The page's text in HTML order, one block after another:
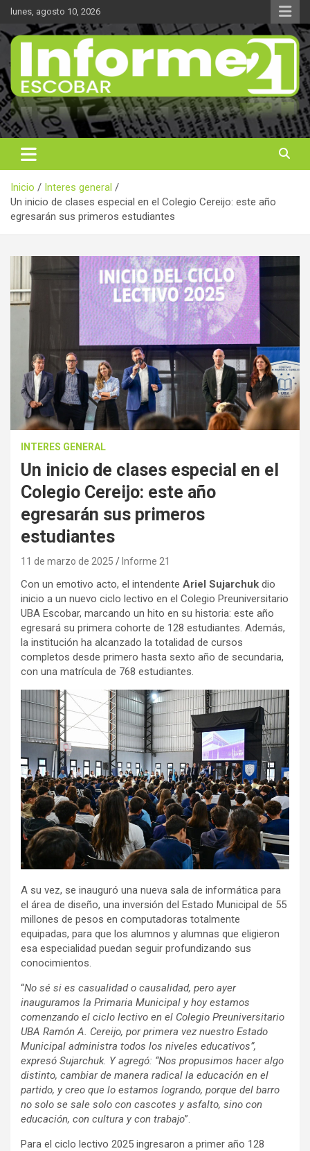
Saltar
contenido
lunes, agosto 10, 2026
Informe 21
Noticas reales
Inicio
Interes general
Un inicio de clases especial en el Colegio Cereijo: este año
egresarán sus primeros estudiantes
INTERES GENERAL
Un inicio de clases especial en el
Colegio Cereijo: este año
egresarán sus primeros
estudiantes
11 de marzo de 2025 Informe 21
Con un emotivo acto, el intendente Ariel Sujarchuk dio
inicio a un nuevo ciclo lectivo en el Colegio Preuniversitario
UBA Escobar, marcando un hito en su historia: este año
egresará su primera cohorte de 128 estudiantes. Además,
la institución ha alcanzado la totalidad de cursos
completos desde primero hasta sexto año de secundaria,
con una matrícula de 768 estudiantes.
A su vez, se inauguró una nueva sala de informática para
el área de diseño, una inversión del Estado Municipal de 55
millones de pesos en computadoras totalmente
equipadas, para que los alumnos y alumnas que eligieron
esa especialidad puedan seguir profundizando sus
conocimientos.
“No sé si es casualidad o causalidad, pero ayer
inauguramos la Primaria Municipal y hoy estamos
comenzando el ciclo lectivo en el Colegio Preuniversitario
UBA Ramón A. Cereijo, por primera vez nuestro Estado
Municipal administra todos los niveles educativos”,
expresó Sujarchuk. Y agregó: “Nos propusimos hacer algo
distinto, cambiar de manera radical la educación en el
partido, y creo que lo estamos logrando, porque del barro
no solo se sale solo con cascotes y asfalto, sino con
educación, con cultura y con trabajo”.
Para el ciclo lectivo 2025 ingresaron a primer año 128